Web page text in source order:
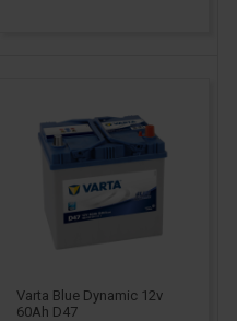
Varta Blue Dynamic 12v
60Ah D47